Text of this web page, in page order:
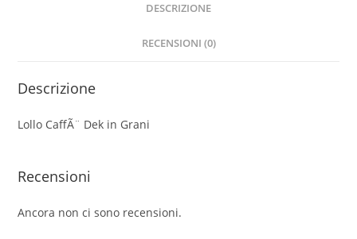
DESCRIZIONE
RECENSIONI (0)
Descrizione
Lollo CaffÃ¨ Dek in Grani
Recensioni
Ancora non ci sono recensioni.